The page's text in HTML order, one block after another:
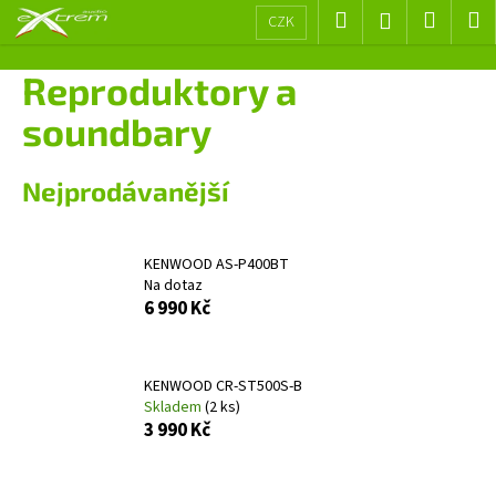
Přejít
CZK Hledat Přihlášení
košík
Reproduktory a
soundbary
Nejprodávanější
KENWOOD AS-P400BT
Na dotaz
6 990 Kč
KENWOOD CR-ST500S-B
Skladem (2 ks)
3 990 Kč
š
C
o
p
o